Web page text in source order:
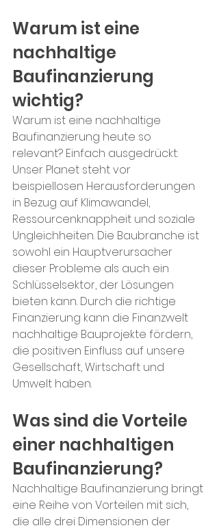
Warum ist eine
nachhaltige
Baufinanzierung
wichtig?
Warum ist eine nachhaltige
Baufinanzierung heute so
relevant? Einfach ausgedrückt:
Unser Planet steht vor
beispiellosen Herausforderungen
in Bezug auf Klimawandel,
Ressourcenknappheit und soziale
Ungleichheiten. Die Baubranche ist
sowohl ein Hauptverursacher
dieser Probleme als auch ein
Schlüsselsektor, der Lösungen
bieten kann. Durch die richtige
Finanzierung kann die Finanzwelt
nachhaltige Bauprojekte fördern,
die positiven Einfluss auf unsere
Gesellschaft, Wirtschaft und
Umwelt haben.
Was sind die Vorteile
einer nachhaltigen
Baufinanzierung?
Nachhaltige Baufinanzierung bringt
eine Reihe von Vorteilen mit sich,
die alle drei Dimensionen der